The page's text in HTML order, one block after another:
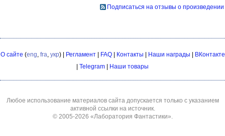
Подписаться на отзывы о произведении
О сайте (eng fra укр) | Регламент| FAQ| Контакты | Наши награды | ВКонтакте
| Telegram | Наши товары
Любое использование материалов сайта допускается только с указанием
активной ссылки на источник.
© 2005-2026 «Лаборатория Фантастики»